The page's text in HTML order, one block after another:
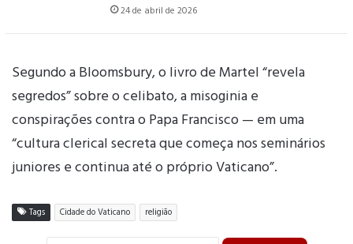
24 de abril de 2026
Segundo a Bloomsbury, o livro de Martel “revela
segredos” sobre o celibato, a misoginia e
conspirações contra o Papa Francisco — em uma
“cultura clerical secreta que começa nos seminários
juniores e continua até o próprio Vaticano”.
Tags Cidade do Vaticano religião